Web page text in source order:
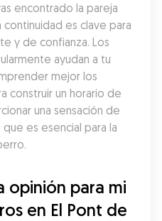
encontrado la pareja
es clave para
y de confianza. Los
ayudan a tu
mejor los
construir un horario de
una sensación de
es esencial para la
opinión para mi
en El Pont de